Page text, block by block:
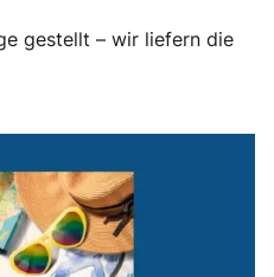
gestellt – wir liefern die